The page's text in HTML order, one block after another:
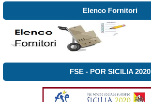
Elenco Fornitori
FSE - POR SICILIA 2020